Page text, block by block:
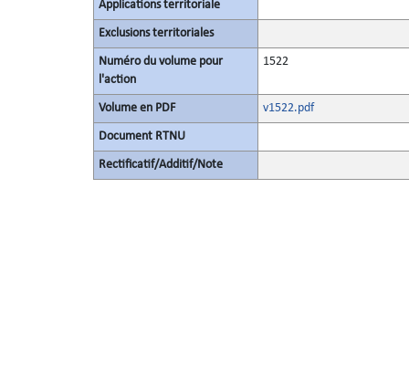
Applications territoriale
Exclusions territoriales
Numéro du volume pour
l'action
1522
Volume en PDF v1522.pdf
Document RTNU
Rectificatif/Additif/Note